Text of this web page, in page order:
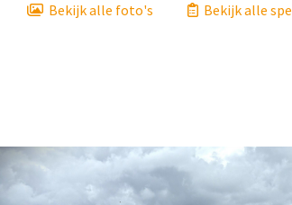
Bekijk alle foto's
Bekijk alle